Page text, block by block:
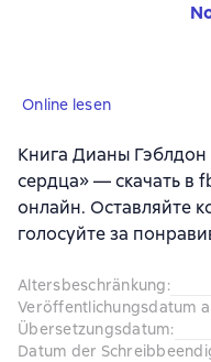
Online lesen
Книга Дианы
сердца» — скачать в
онлайн. Оставляйте
голосуйте за
Altersbeschränkung:
Veröffentlichungsdatum
Übersetzungsdatum:
Datum der